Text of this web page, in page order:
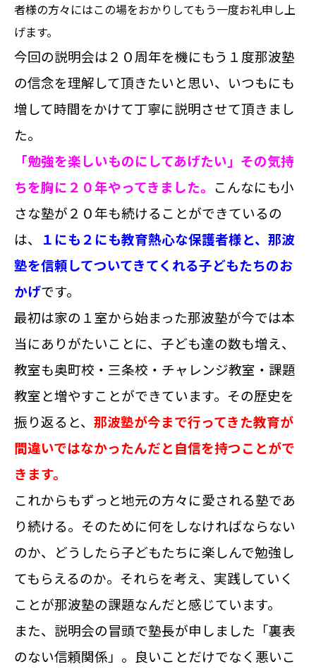
者様の方々にはこの場をおかりしてもう一度お礼申し上
げます。
今回の説明会は２０周年を機にもう１度那波塾
の信念を理解して頂きたいと思い、いつもにも
増して時間をかけて丁寧に説明させて頂きまし
た。
「勉強を楽しいものにしてあげたい」その気持
ちを胸に２０年やってきました。 こんなにも小
さな塾が２０年も続けることができているの
は、
１にも２にも教育熱心な保護者様と、那波
塾を信頼してついてきてくれる子どもたちのお
かげです。
最初は家の１室から始まった那波塾が今では本
当にありがたいことに、子ども達の数も増え、
教室も奥町校・三条校・チャレンジ教室・課題
教室と増やすことができています。その歴史を
振り返ると、 那波塾が今まで行ってきた教育が
間違いではなかったんだと自信を持つことがで
きます。
これからもずっと地元の方々に愛される塾であ
り続ける。そのために何をしなければならない
のか、どうしたら子どもたちに楽しんで勉強し
てもらえるのか。それらを考え、実践していく
ことが那波塾の課題なんだと感じています。
また、説明会の冒頭で塾長が申しました「裏表
のない信頼関係」。良いことだけでなく悪いこ